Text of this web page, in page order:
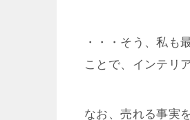
・・・そう、私も
ことで、インテリ
なお、売れる事実